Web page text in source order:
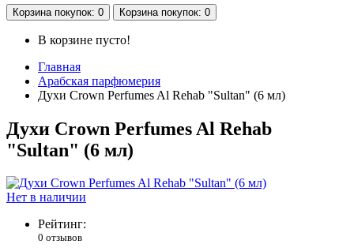
Корзина покупок: 0 Корзина покупок: 0
В корзине пусто!
Главная
Арабская парфюмерия
Духи Crown Perfumes Al Rehab "Sultan" (6 мл)
Духи Crown Perfumes Al Rehab
"Sultan" (6 мл)
Нет в наличии
Рейтинг:
0 отзывов